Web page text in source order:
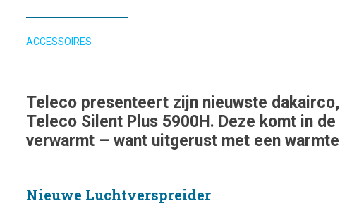
ACCESSOIRES
Teleco presenteert zijn nieuwste
Teleco Silent Plus 5900H. Deze komt in
verwarmt – want uitgerust met een
Nieuwe Luchtverspreider